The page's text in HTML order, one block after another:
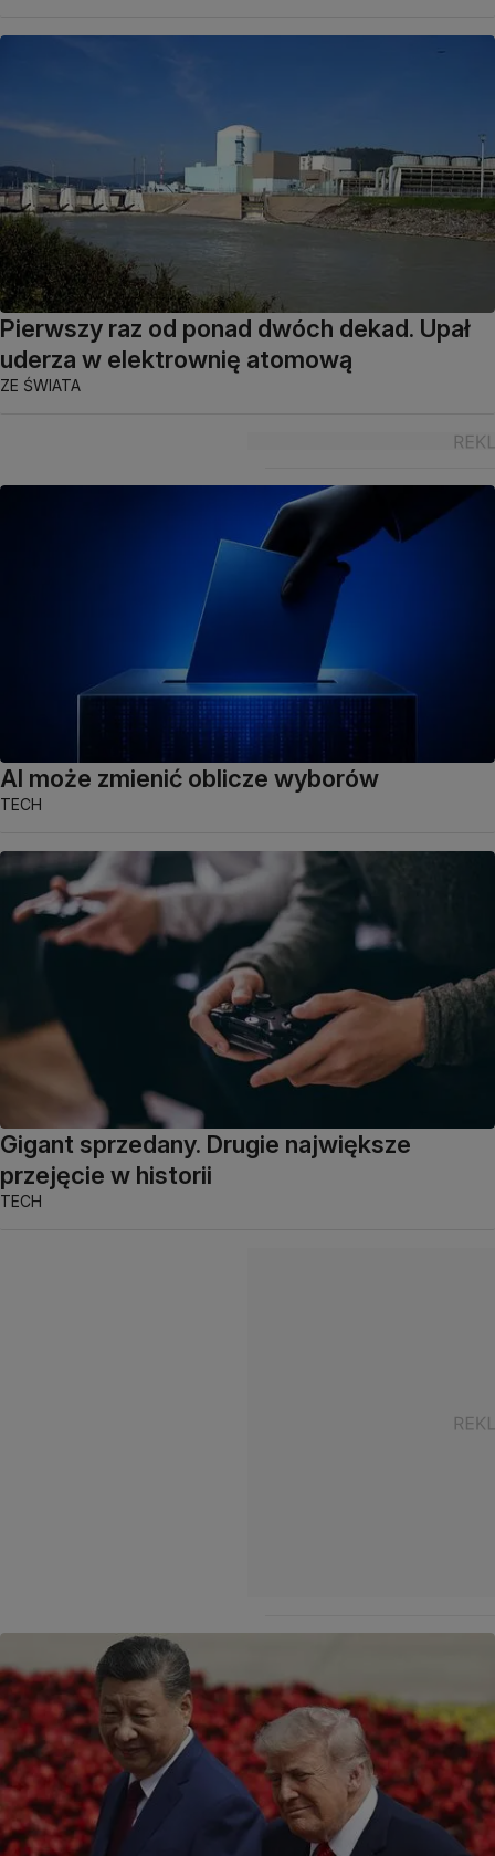
Pierwszy raz od ponad dwóch dekad. Upał
uderza w elektrownię atomową
ZE ŚWIATA
AI może zmienić oblicze wyborów
TECH
Gigant sprzedany. Drugie największe
przejęcie w historii
TECH